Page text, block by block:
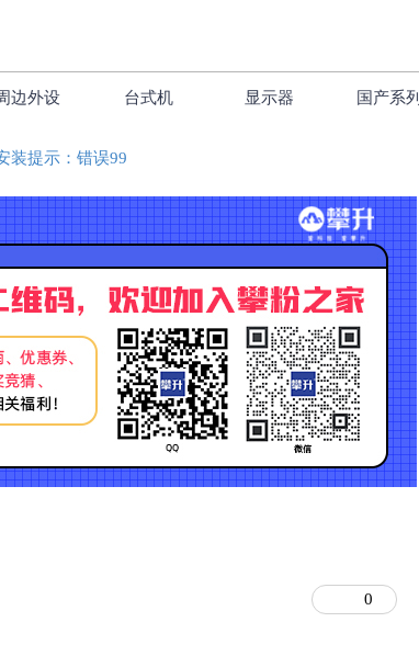
边外设 台式机 显示器 国产系列
装提示：错误99
0